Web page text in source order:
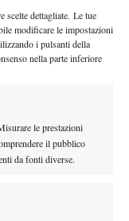
scelte dettagliate. Le tue
modificare le impostazioni
i pulsanti della
nella parte inferiore
le prestazioni
il pubblico
da fonti diverse.
rispondendo in
croato
Teo sale 5-3 e
un doppio fallo.
portando il match
faccende
sul 3 Naso,